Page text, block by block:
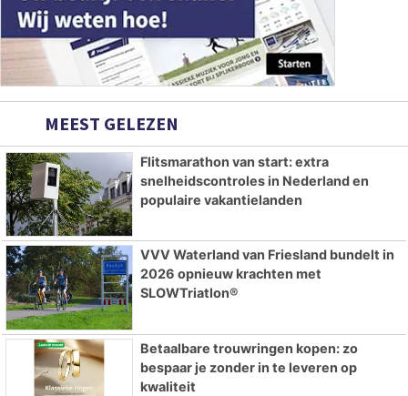
MEEST GELEZEN
Flitsmarathon van start: extra
snelheidscontroles in Nederland en
populaire vakantielanden
VVV Waterland van Friesland bundelt in
2026 opnieuw krachten met
SLOWTriatlon®
Betaalbare trouwringen kopen: zo
bespaar je zonder in te leveren op
kwaliteit